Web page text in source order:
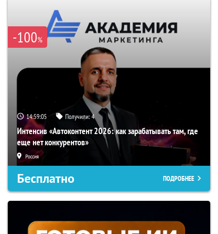
-100%
14:59:04 Получили:4
Интенсив «Автоконтент 2026: как зарабатывать там, где
еще нет конкурентов»
Россия
Бесплатно ПОДРОБНЕЕ